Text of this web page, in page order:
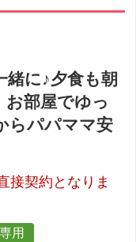
緒に♪夕食も朝
お部屋でゆっ
らパパママ安
接契約となりま
用